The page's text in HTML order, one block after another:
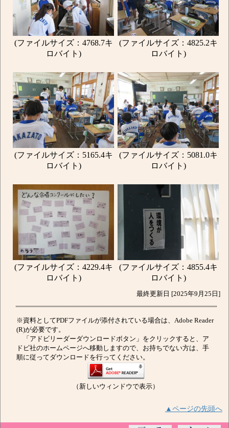
(ファイルサイズ：4768.7キ
ロバイト)
(ファイルサイズ：4825.2キ
ロバイト)
(ファイルサイズ：5165.4キ
ロバイト)
(ファイルサイズ：5081.0キ
ロバイト)
(ファイルサイズ：4229.4キ
ロバイト)
(ファイルサイズ：4855.4キ
ロバイト)
最終更新日 [2025年9月25日]
※資料としてPDFファイルが添付されている場合は、Adobe Reader
(R)が必要です。
「アドビリーダーダウンロードボタン」をクリックすると、ア
ドビ社のホームページへ移動しますので、お持ちでない方は、手
順に従ってダウンロードを行ってください。
（新しいウィンドウで表示）
▲ページの先頭へ